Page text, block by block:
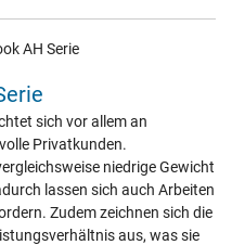
sich vor allem an
Privatkunden.
niedrige Gewicht
lassen sich auch Arbeiten
Zudem zeichnen sich die
aus, was sie